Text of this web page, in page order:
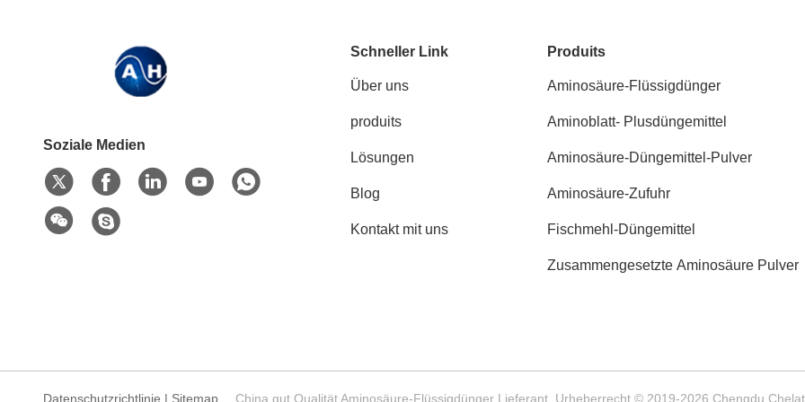
Soziale Medien
Schneller Link
Über uns
produits
Lösungen
Blog
Kontakt mit uns
Produits
Aminosäure-Flüssigdünger
Aminoblatt- Plusdüngemittel
Aminosäure-Düngemittel-Pulver
Aminosäure-Zufuhr
Fischmehl-Düngemittel
Zusammengesetzte Aminosäure Pulver
Datenschutzrichtlinie | Sitemap China gut Qualität Aminosäure-Flüssigdünger Lieferant. Urheberrecht © 2019-2026 Chengdu